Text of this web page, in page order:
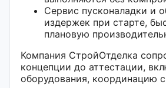
Сервис пусконаладки и
издержек при старте,
плановую
Компания СтройОтделка
концепции до аттестации,
оборудования, координацию